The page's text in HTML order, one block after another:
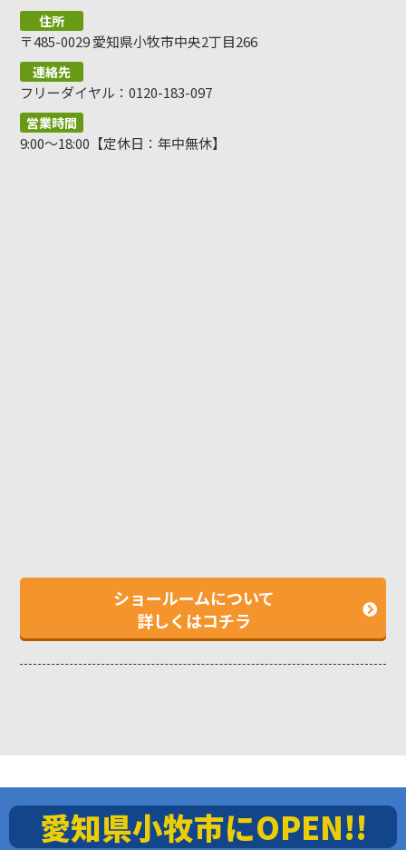
住所
〒485-0029 愛知県小牧市中央2丁目266
連絡先
フリーダイヤル：0120-183-097
営業時間
9:00～18:00【定休日：年中無休】
ショールームについて
詳しくはコチラ
愛知県小牧市にOPEN!!